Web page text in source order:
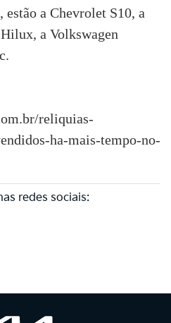
a Chevrolet S10, a
a Volkswagen
reliquias-
ha-mais-tempo-no-
redes sociais: